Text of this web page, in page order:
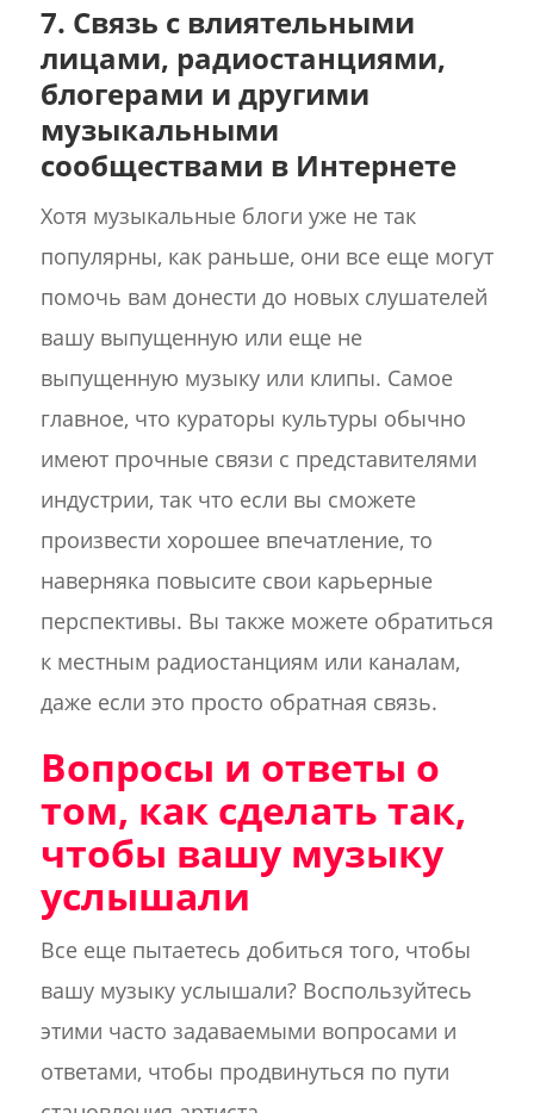
7. Связь с влиятельными
лицами, радиостанциями,
блогерами и другими
музыкальными
сообществами в Интернете
Хотя музыкальные блоги уже не так
популярны, как раньше, они все еще могут
помочь вам донести до новых слушателей
вашу выпущенную или еще не
выпущенную музыку или клипы. Самое
главное, что кураторы культуры обычно
имеют прочные связи с представителями
индустрии, так что если вы сможете
произвести хорошее впечатление, то
наверняка повысите свои карьерные
перспективы. Вы также можете обратиться
к местным радиостанциям или каналам,
даже если это просто обратная связь.
Вопросы и ответы о
том, как сделать так,
чтобы вашу музыку
услышали
Все еще пытаетесь добиться того, чтобы
вашу музыку услышали? Воспользуйтесь
этими часто задаваемыми вопросами и
ответами, чтобы продвинуться по пути